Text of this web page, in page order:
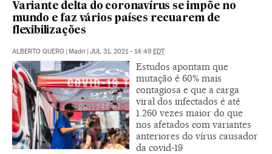
Variante delta do coronavírus se impõe no
mundo e faz vários países recuarem de
flexibilizações
ALBERTO QUERO | Madri | JUL 31, 2021 - 14:49 EDT
Estudos apontam que
mutação é 60% mais
contagiosa e que a carga
viral dos infectados é até
1.260 vezes maior do que
nos afetados com variantes
anteriores do vírus causador
da covid-19